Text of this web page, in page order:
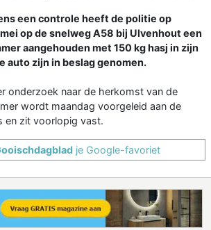
een controle heeft de politie op
op de snelweg A58 bij Ulvenhout een
aangehouden met 150 kg hasj in zijn
auto zijn in beslag genomen.
onderzoek naar de herkomst van de
wordt maandag voorgeleid aan de
en zit voorlopig vast.
je Google-favoriet